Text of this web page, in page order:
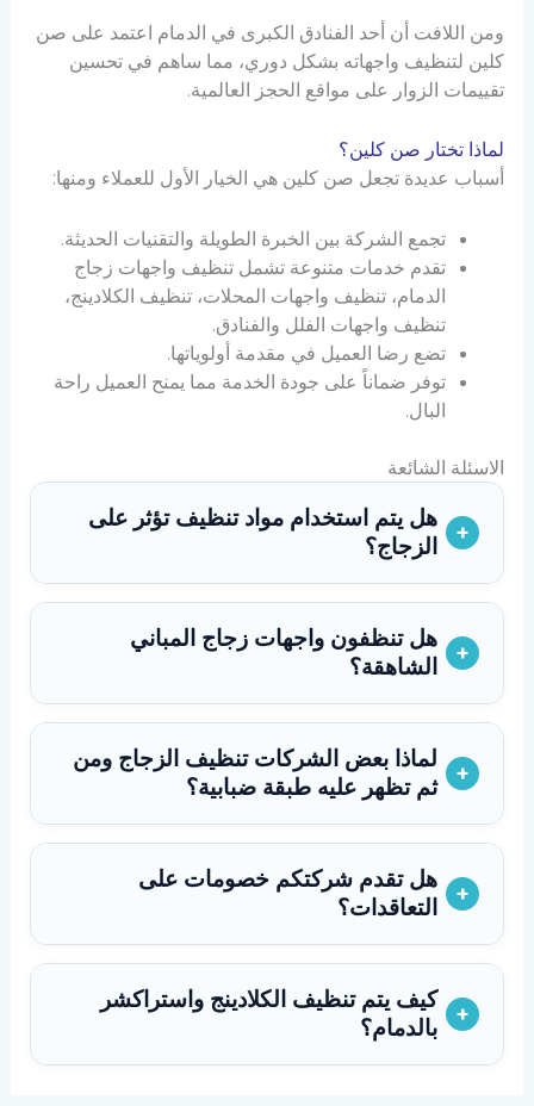
ومن اللافت أن أحد الفنادق الكبرى في الدمام اعتمد على صن
كلين لتنظيف واجهاته بشكل دوري، مما ساهم في تحسين
تقييمات الزوار على مواقع الحجز العالمية.
لماذا تختار صن كلين؟
أسباب عديدة تجعل صن كلين هي الخيار الأول للعملاء ومنها:
تجمع الشركة بين الخبرة الطويلة والتقنيات الحديثة.
تقدم خدمات متنوعة تشمل تنظيف واجهات زجاج
الدمام، تنظيف واجهات المحلات، تنظيف الكلادينج،
تنظيف واجهات الفلل والفنادق.
تضع رضا العميل في مقدمة أولوياتها.
توفر ضماناً على جودة الخدمة مما يمنح العميل راحة
البال.
الاسئلة الشائعة
هل يتم استخدام مواد تنظيف تؤثر على
الزجاج؟
هل تنظفون واجهات زجاج المباني
الشاهقة؟
لماذا بعض الشركات تنظيف الزجاج ومن
ثم تظهر عليه طبقة ضبابية؟
هل تقدم شركتكم خصومات على
التعاقدات؟
كيف يتم تنظيف الكلادينج واستراكشر
بالدمام؟